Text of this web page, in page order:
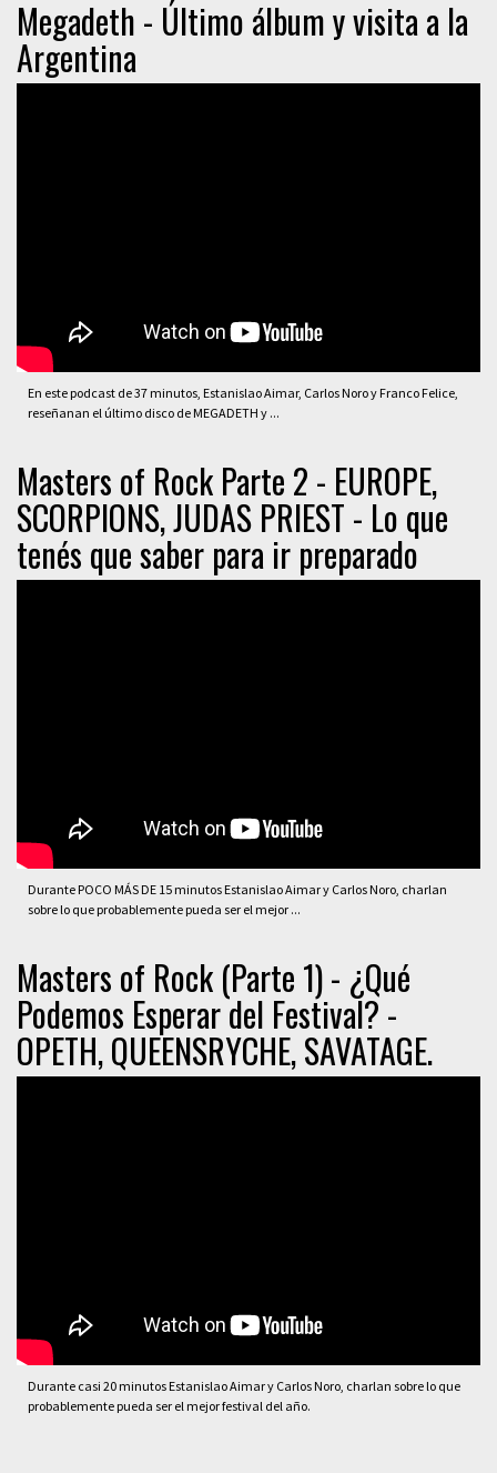
Megadeth - Último álbum y visita a la
Argentina
En este podcast de 37 minutos, Estanislao Aimar, Carlos Noro y Franco Felice,
reseñanan el último disco de MEGADETH y ...
Masters of Rock Parte 2 - EUROPE,
SCORPIONS, JUDAS PRIEST - Lo que
tenés que saber para ir preparado
Durante POCO MÁS DE 15 minutos Estanislao Aimar y Carlos Noro, charlan
sobre lo que probablemente pueda ser el mejor ...
Masters of Rock (Parte 1) - ¿Qué
Podemos Esperar del Festival? -
OPETH, QUEENSRYCHE, SAVATAGE.
Durante casi 20 minutos Estanislao Aimar y Carlos Noro, charlan sobre lo que
probablemente pueda ser el mejor festival del año.